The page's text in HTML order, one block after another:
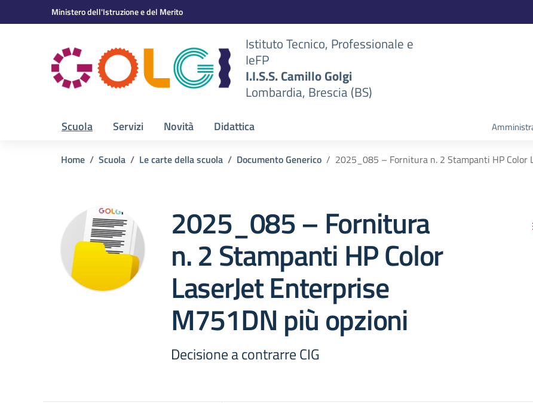
Vai ai contenuti
Vai al menu di navigazioneMinistero dell'Istruzione e del Merito
Istituto Tecnico, Professionale e
IeFP
I.I.S.S. Camillo Golgi
Lombardia, Brescia (BS)
Scuola Servizi Novità Didattica
Home Scuola Le carte della scuola Documento Generico 2025_085 – Fornitura n. 2 Stampanti HP Color
2025_085 – Fornitura
n. 2 Stampanti HP Color
LaserJet Enterprise
M751DN più opzioni
Decisione a contrarre CIG